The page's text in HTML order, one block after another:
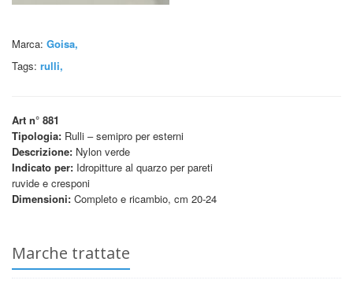
Marca: Goisa,
Tags: rulli,
Art n° 881
Tipologia: Rulli – semipro per esterni
Descrizione: Nylon verde
Indicato per: Idropitture al quarzo per pareti
ruvide e cresponi
Dimensioni: Completo e ricambio, cm 20-24
Marche trattate